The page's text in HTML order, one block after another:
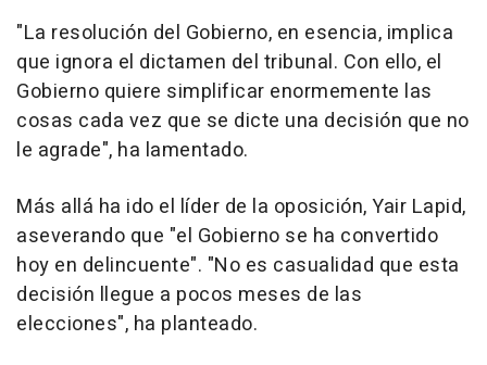
"La resolución del Gobierno, en esencia, implica
que ignora el dictamen del tribunal. Con ello, el
Gobierno quiere simplificar enormemente las
cosas cada vez que se dicte una decisión que no
le agrade", ha lamentado.
Más allá ha ido el líder de la oposición, Yair Lapid,
aseverando que "el Gobierno se ha convertido
hoy en delincuente". "No es casualidad que esta
decisión llegue a pocos meses de las
elecciones", ha planteado.